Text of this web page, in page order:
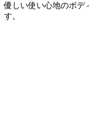
優しい使い心地のボデ
す。